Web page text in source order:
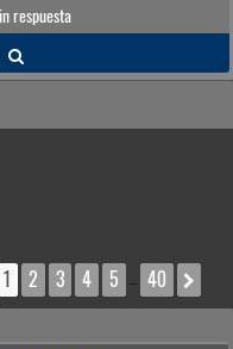
respuesta
u
avanzada
1 de 40
1 2 3 4 5 … 40